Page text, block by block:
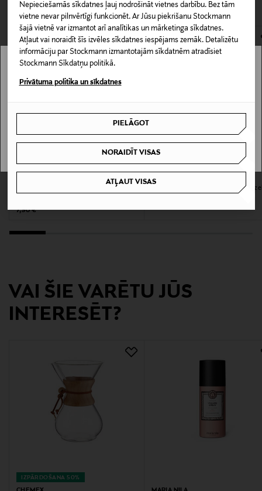
Nepieciešamās sīkdatnes ļauj nodrošināt vietnes darbību. Bez tām
vietne nevar pilnvērtīgi funkcionēt. Ar Jūsu piekrišanu Stockmann
šajā vietnē var izmantot arī analītikas un mārketinga sīkdatnes.
Atļaut vai noraidīt šīs izvēles sīkdatnes iespējams zemāk. Detalizētu
informāciju par Stockmann izmantotajām sīkdatnēm atradīsiet
Stockmann Sīkdatņu politikā.
Privātuma politika un sīkdatnes
PIELĀGOT
NORAIDĪT VISAS
ATĻAUT VISAS
Iepakojuma izmērs
500 ml
Produkta drošības
apgalvojums
nekavējoties izskalot tās ar ūdeni. Ja rodas
Izmērs
SPĀNIJA
PL 4, 00251, Helsinki, Finland
info@jonmax.fi
atvērts. Aizzīmogotiem kosmētikas un dabiskiem līdzekļiem,
kas tiek atdoti atpakaļ, ir jābūt to sākotnējā neatvērtajā
iepakojumā.
PREČU ATGRIEŠANAS POLITIKA
Original Price
7,90 €
Gentle Care mutes skalojamais
VAI ŠIE VARĒTU JŪS
INTERESĒT?
IZPĀRDOŠANA 50%
Stockmann nav pieejams tavā valstī.
I UNDERSTAND